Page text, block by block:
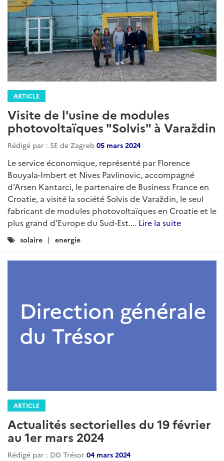
ARTICLE
Visite de l'usine de modules
photovoltaïques "Solvis" à Varaždin
Rédigé par : SE de Zagreb 05 mars 2024
Le service économique, représenté par Florence
Bouyala-Imbert et Nives Pavlinovic, accompagné
d’Arsen Kantarci, le partenaire de Business France en
Croatie, a visité la société Solvis de Varaždin, le seul
fabricant de modules photovoltaïques en Croatie et le
plus grand d’Europe du Sud-Est.... Lire la suite
Catégories
solaire energie
ARTICLE
Actualités sectorielles du 19 février
au 1er mars 2024
Rédigé par : DG Trésor 04 mars 2024